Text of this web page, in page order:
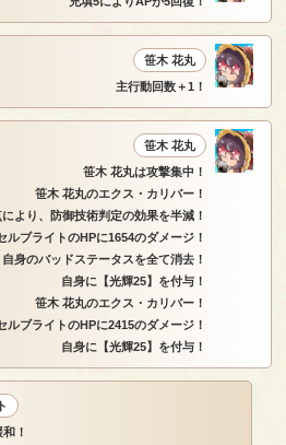
笹木 花丸
主行動回数＋1！
笹木 花丸
笹木 花丸は攻撃集中！
笹木 花丸のエクス・カリバー！
より、防御技術判定の効果を半減！
ルブライトのHPに1654のダメージ！
身のバッドステータスを全て消去！
自身に【光輝25】を付与！
笹木 花丸のエクス・カリバー！
ルブライトのHPに2415のダメージ！
自身に【光輝25】を付与！
！